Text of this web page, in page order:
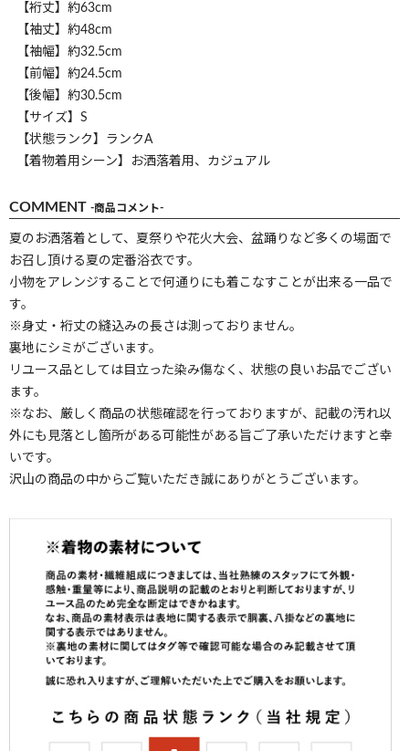
【裄丈】約63cm
【袖丈】約48cm
【袖幅】約32.5cm
【前幅】約24.5cm
【後幅】約30.5cm
【サイズ】S
【状態ランク】ランクA
【着物着用シーン】お洒落着用、カジュアル
COMMENT -商品コメント-
夏のお洒落着として、夏祭りや花火大会、盆踊りなど多くの場面で
お召し頂ける夏の定番浴衣です。
小物をアレンジすることで何通りにも着こなすことが出来る一品で
す。
※身丈・裄丈の縫込みの長さは測っておりません。
裏地にシミがございます。
リユース品としては目立った染み傷なく、状態の良いお品でござい
ます。
※なお、厳しく商品の状態確認を行っておりますが、記載の汚れ以
外にも見落とし箇所がある可能性がある旨ご了承いただけますと幸
いです。
沢山の商品の中からご覧いただき誠にありがとうございます。